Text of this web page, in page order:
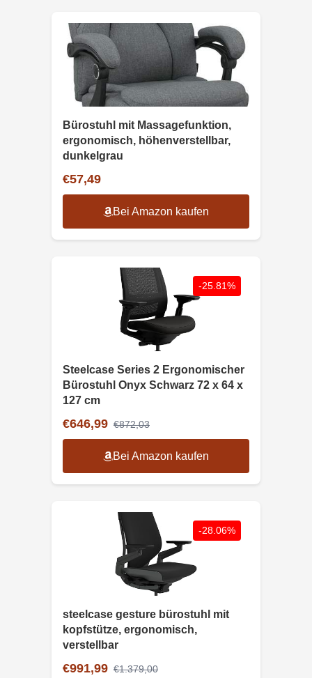
Bürostuhl mit Massagefunktion,
ergonomisch, höhenverstellbar,
dunkelgrau
€57,49
Bei Amazon kaufen
-25.81%
Steelcase Series 2 Ergonomischer
Bürostuhl Onyx Schwarz 72 x 64 x
127 cm
€646,99 €872,03
Bei Amazon kaufen
-28.06%
steelcase gesture bürostuhl mit
kopfstütze, ergonomisch,
verstellbar
€991,99 €1.379,00